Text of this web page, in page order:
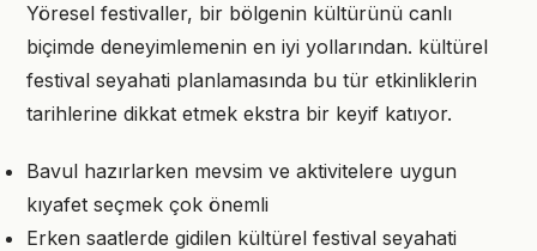
Yöresel festivaller, bir bölgenin kültürünü canlı
biçimde deneyimlemenin en iyi yollarından. kültürel
festival seyahati planlamasında bu tür etkinliklerin
tarihlerine dikkat etmek ekstra bir keyif katıyor.
Bavul hazırlarken mevsim ve aktivitelere uygun
kıyafet seçmek çok önemli
Erken saatlerde gidilen kültürel festival seyahati